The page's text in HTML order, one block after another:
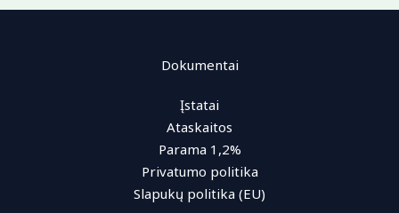
Dokumentai
Įstatai
Ataskaitos
Parama 1,2%
Privatumo politika
Slapukų politika (EU)